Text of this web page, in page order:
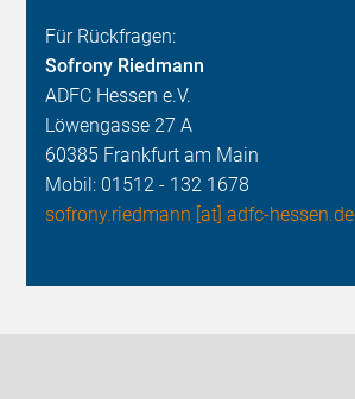
Für Rückfragen:
Sofrony Riedmann
ADFC Hessen e.V.
Löwengasse 27 A
60385 Frankfurt am Main
Mobil: 01512 - 132 1678
sofrony.riedmann [at] adfc-hessen.de